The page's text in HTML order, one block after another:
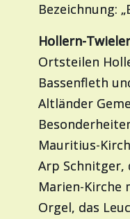
Bezeichnung:
Hollern-
Ortsteilen
Bassenfleth
Altländer
Mauritius-
Arp Schnitger,
Marien-Kirche
Orgel, das